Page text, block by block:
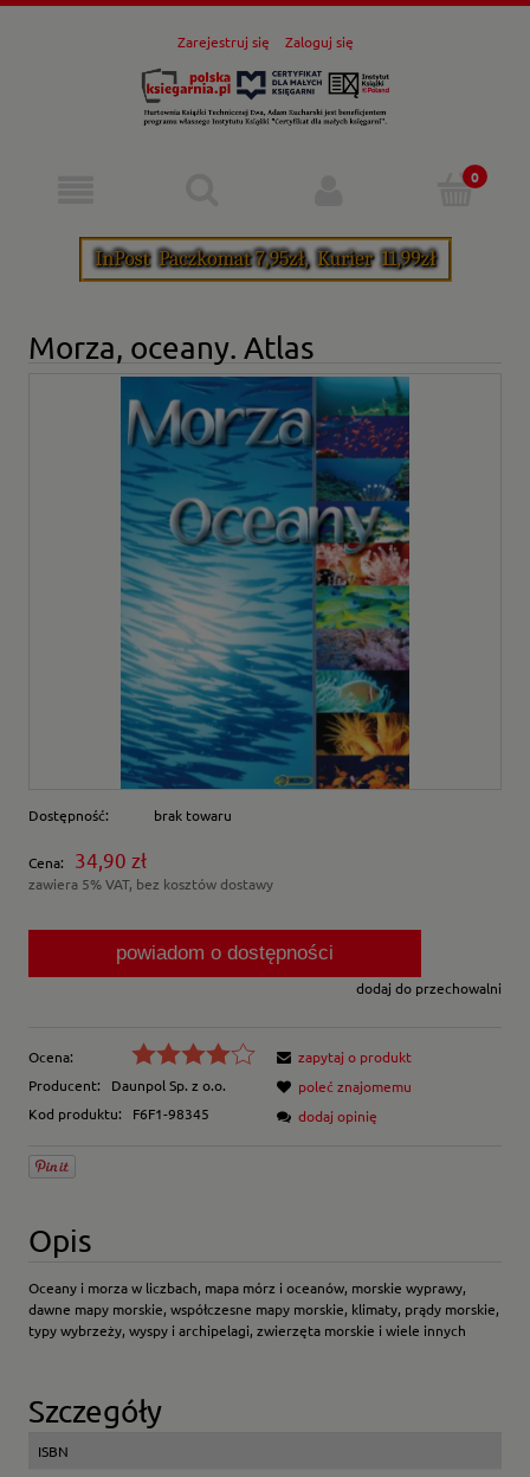
Zarejestruj się Zaloguj się
Morza, oceany. Atlas
Dostępność: brak towaru
Cena: 34,90 zł
zawiera 5% VAT, bez kosztów dostawy
powiadom o dostępności
dodaj do przechowalni
Ocena:
Producent:
Daunpol Sp. z o.o.
Kod produktu:
F6F1-98345
zapytaj o produkt
poleć znajomemu
dodaj opinię
Opis
Oceany i morza w liczbach, mapa mórz i oceanów, morskie wyprawy,
dawne mapy morskie, współczesne mapy morskie, klimaty, prądy morskie,
typy wybrzeży, wyspy i archipelagi, zwierzęta morskie i wiele innych
Szczegóły
ISBN